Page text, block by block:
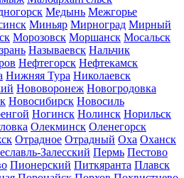
Медынь Межгорье
Миньяр Мирноград Мирный
Морозовск Моршанск Мосальск
Называевск Нальчик
Нефтегорск Нефтекамск
Нижняя Тура Николаевск
Нововоронеж Новогродовка
Новосибирск Новосиль
Ногинск Нолинск Норильск
Олекминск Оленегорск
Отрадное Отрадный Оха Оханск
Залесский Пермь Пестово
Пионерский Питкяранта Плавск